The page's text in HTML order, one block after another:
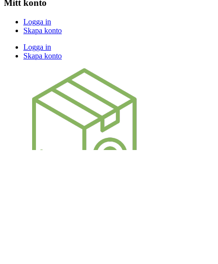
Mitt konto
Logga in
Skapa konto
Logga in
Skapa konto